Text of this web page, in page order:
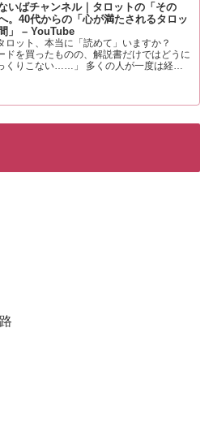
いばチャンネル｜タロットの「その
。40代からの「心が満たされるタロッ
」 – YouTube
ロット、本当に「読めて」いますか？
ドを買ったものの、解説書だけではどうに
くりこない……」 多くの人が一度は経験